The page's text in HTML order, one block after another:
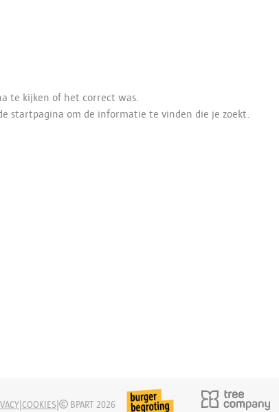
te kijken of het correct was.
startpagina om de informatie te vinden die je zoekt.
| COOKIES| BPART 2026